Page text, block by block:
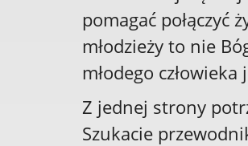
pomagać połączyć
młodzieży to nie
młodego
Z jednej strony
Szukacie